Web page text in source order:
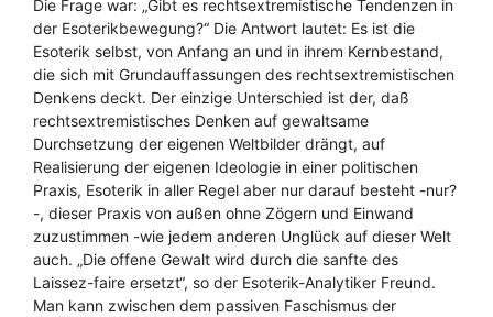
Die Frage war: „Gibt es rechtsextremistische Tendenzen in
der Esoterikbewegung?“ Die Antwort lautet: Es ist die
Esoterik selbst, von Anfang an und in ihrem Kernbestand,
die sich mit Grundauffassungen des rechtsextremistischen
Denkens deckt. Der einzige Unterschied ist der, daß
rechtsextremistisches Denken auf gewaltsame
Durchsetzung der eigenen Weltbilder drängt, auf
Realisierung der eigenen Ideologie in einer politischen
Praxis, Esoterik in aller Regel aber nur darauf besteht -nur?
-, dieser Praxis von außen ohne Zögern und Einwand
zuzustimmen -wie jedem anderen Unglück auf dieser Welt
auch. „Die offene Gewalt wird durch die sanfte des
Laissez-faire ersetzt“, so der Esoterik-Analytiker Freund.
Man kann zwischen dem passiven Faschismus der